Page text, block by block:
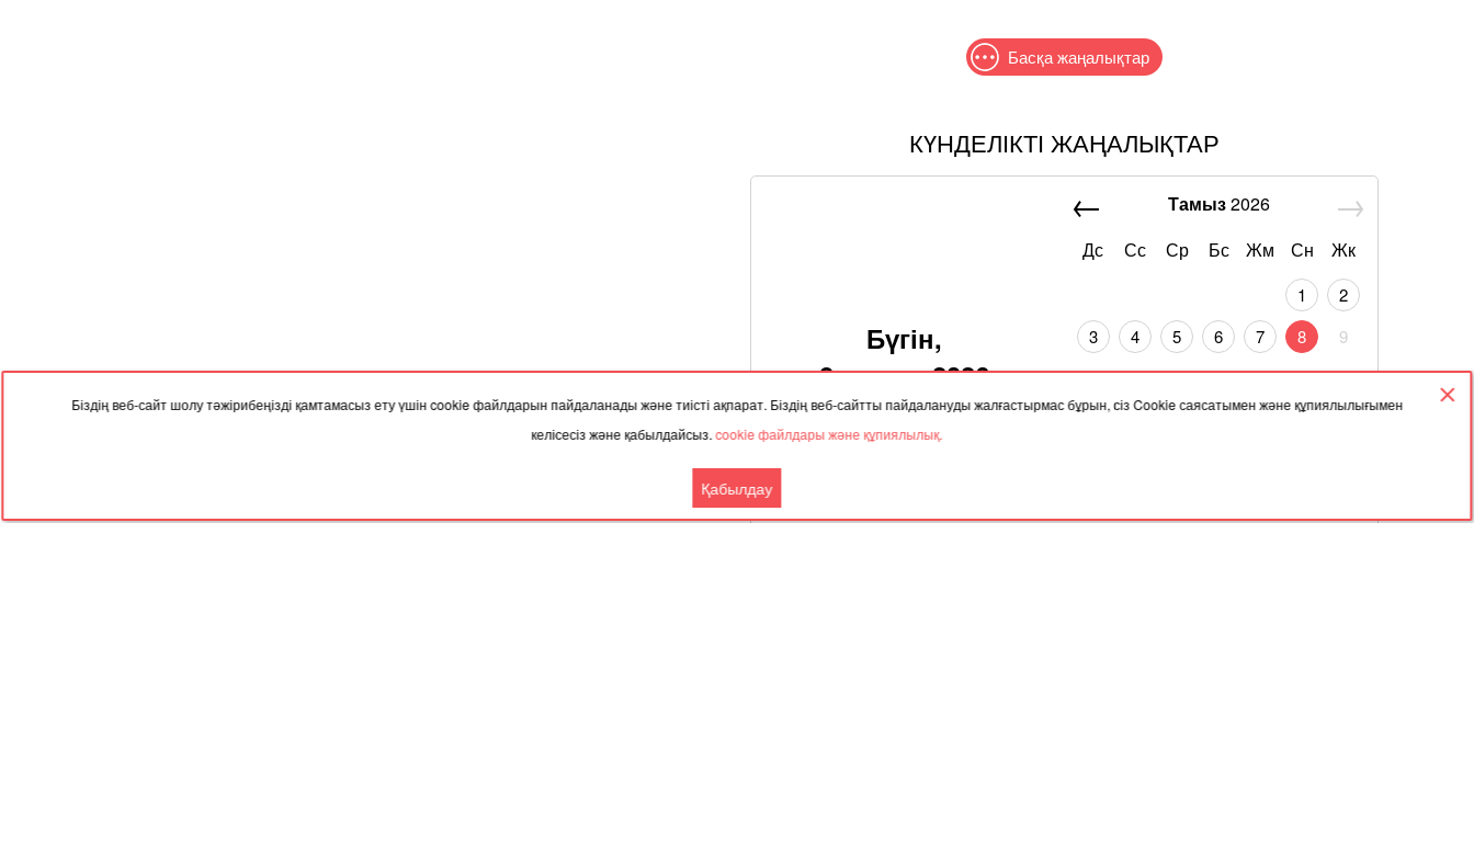
Біздің веб-сайт шолу тәжірибеңізді қамтамасыз ету үшін cookie файлдарын пайдаланады және тиісті ақпарат. Біздің веб-сайтты пайдалануды жалғастырмас бұрын, сіз Cookie саясатымен және құпиялылығымен
келісесіз және қабылдайсыз.cookie файлдары және құпиялылық.
Қабылдау
Басқа жаңалықтар
КҮНДЕЛІКТІ ЖАҢАЛЫҚТАР
Бүгін,
8 тамыз 2026
Тамыз2026
Дс
Сс Ср Бс Жм Сн Жк
1
2
3
4 5 6 7 8
9
10
11 12 13 14 15
16
17
22